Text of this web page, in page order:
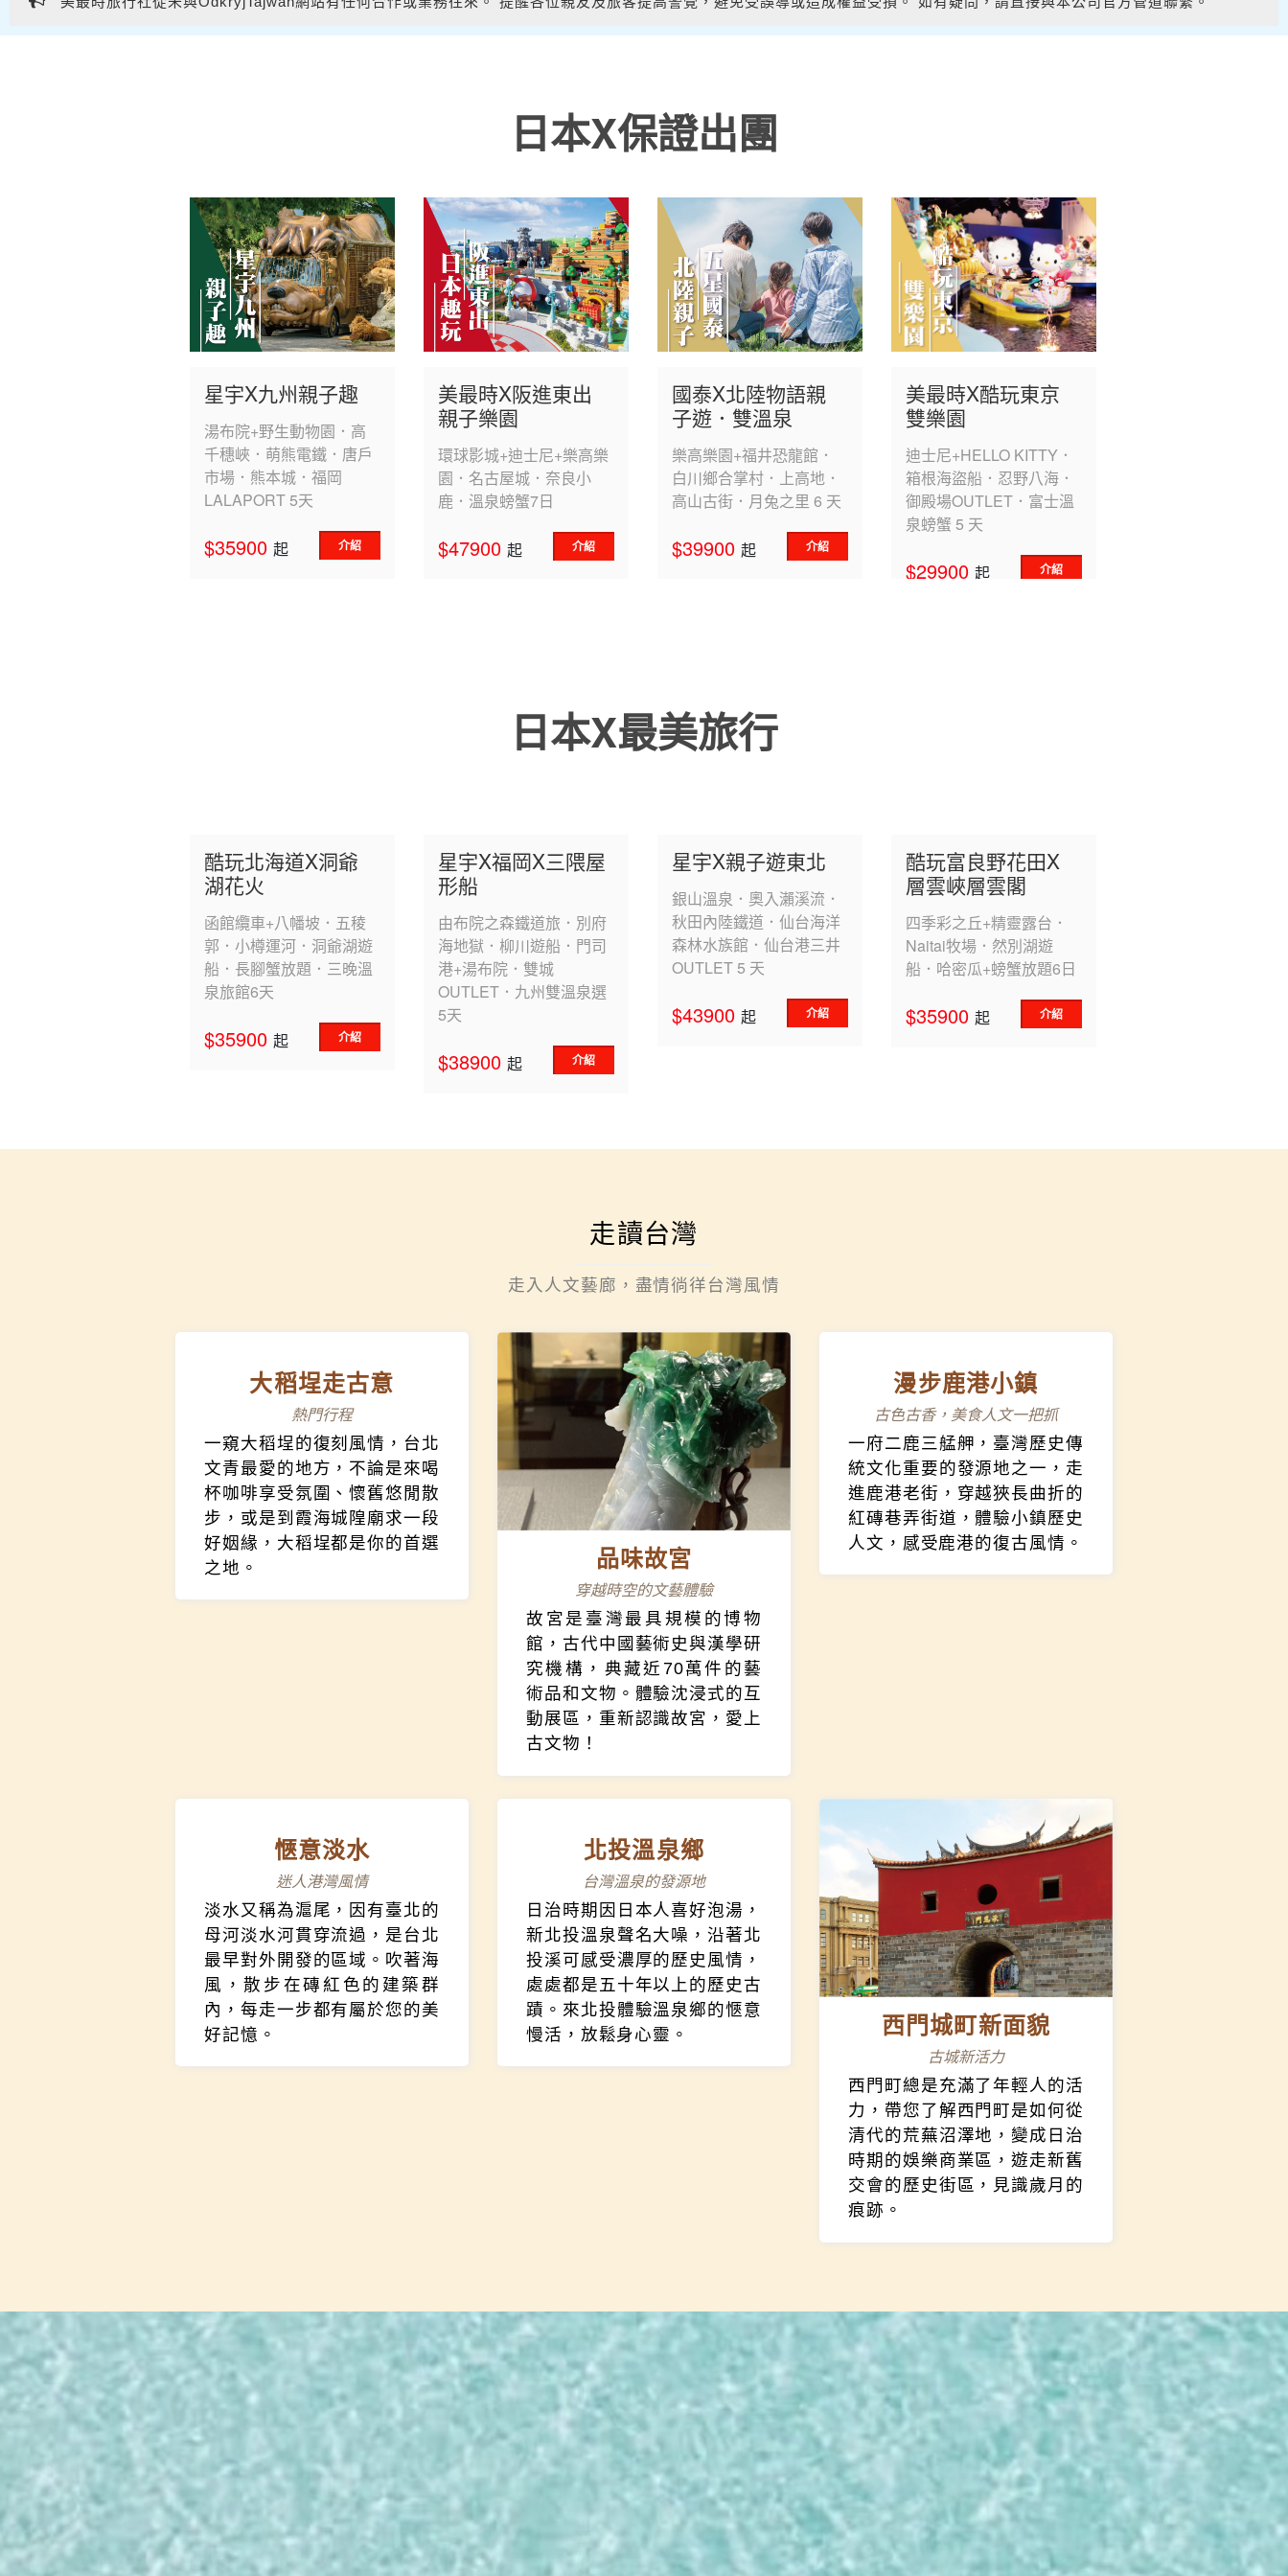
日本X保證出團
星宇X九州親子趣
湯布院+野生動物園．高
千穗峽．萌熊電鐵．唐戶
市場．熊本城．福岡
LALAPORT 5天
$35900 起 介紹
美最時X阪進東出
親子樂園
環球影城+迪士尼+樂高樂
園．名古屋城．奈良小
鹿．溫泉螃蟹7日
$47900 起 介紹
國泰X北陸物語親
子遊．雙溫泉
樂高樂園+福井恐龍館．
白川鄉合掌村．上高地．
高山古街．月兔之里 6 天
$39900 起 介紹
美最時X酷玩東京
雙樂園
迪士尼+HELLO KITTY．
箱根海盜船．忍野八海．
御殿場OUTLET．富士溫
泉螃蟹 5 天
$29900 起 介紹
日本X最美旅行
酷玩北海道X洞爺
湖花火
函館纜車+八幡坡．五稜
郭．小樽運河．洞爺湖遊
船．長腳蟹放題．三晚溫
泉旅館6天
$35900 起 介紹
星宇X福岡X三隈屋
形船
由布院之森鐵道旅．別府
海地獄．柳川遊船．門司
港+湯布院．雙城
OUTLET．九州雙溫泉選
5天
$38900 起 介紹
星宇X親子遊東北
銀山溫泉．奧入瀨溪流．
秋田內陸鐵道．仙台海洋
森林水族館．仙台港三井
OUTLET 5 天
$43900 起 介紹
酷玩富良野花田X
層雲峽層雲閣
四季彩之丘+精靈露台．
Naitai牧場．然別湖遊
船．哈密瓜+螃蟹放題6日
$35900 起 介紹
走讀台灣
走入人文藝廊，盡情徜徉台灣風情
大稻埕走古意 品味故宮
穿越時空的文藝體驗
故宮是臺灣最具規模的博物
館，古代中國藝術史與漢學研
究機構，典藏近70萬件的藝
術品和文物。體驗沈浸式的互
動展區，重新認識故宮，愛上
古文物！
漫步鹿港小鎮
愜意淡水
迷人港灣風情
淡水又稱為滬尾，因有臺北的
母河淡水河貫穿流過，是台北
最早對外開發的區域。吹著海
風，散步在磚紅色的建築群
內，每走一步都有屬於您的美
好記憶。
北投溫泉鄉
台灣溫泉的發源地
日治時期因日本人喜好泡湯，
新北投溫泉聲名大噪，沿著北
投溪可感受濃厚的歷史風情，
處處都是五十年以上的歷史古
蹟。來北投體驗溫泉鄉的愜意
慢活，放鬆身心靈。
西門城町新面貌
古城新活力
西門町總是充滿了年輕人的活
力，帶您了解西門町是如何從
清代的荒蕪沼澤地，變成日治
時期的娛樂商業區，遊走新舊
交會的歷史街區，見識歲月的
痕跡。